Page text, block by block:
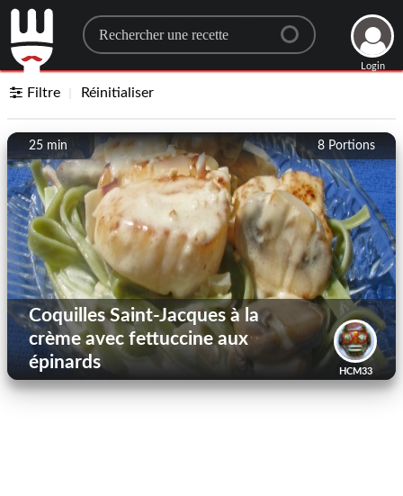
Search for a recipe
Login
Filtre Réinitialiser
8 Portions
25 min
HCM33
Coquilles Saint-Jacques à la
crème avec fettuccine aux
épinards